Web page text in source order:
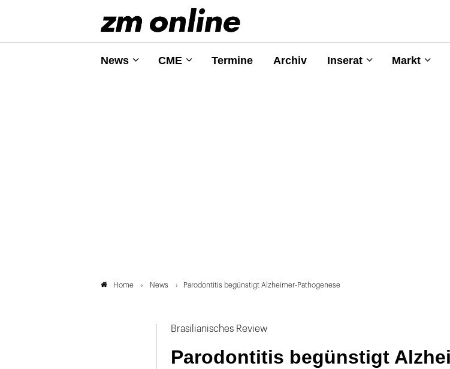
News CME Termine Archiv Inserat Markt
Home News Parodontitis begünstigt Alzheimer-Pathogenese
Brasilianisches Review
Parodontitis begünstigt